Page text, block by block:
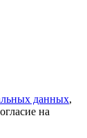
данных,
на